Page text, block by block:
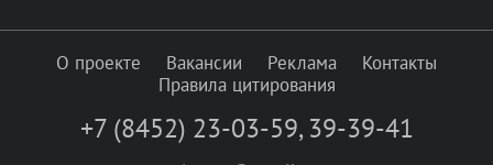
О проекте Вакансии Реклама
Контакты
Правила цитирования
+7 (8452) 23-03-59, 39-39-41